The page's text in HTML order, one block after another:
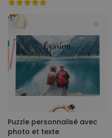
Puzzle personnalisé avec
photo et texte